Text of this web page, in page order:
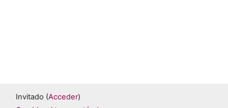
Invitado (Acceder)